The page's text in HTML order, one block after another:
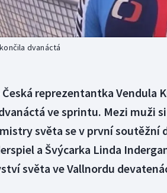
dvanáctá
reprezentantka Vendula
ve sprintu. Mezi muži
světa se v první soutěžní
a Švýcarka Linda
světa ve Vallnordu